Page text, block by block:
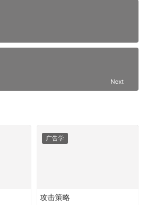
Next
广告学
攻击策略